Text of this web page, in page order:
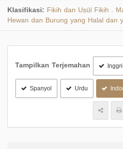
Klasifikasi: Fikih dan Uṣūl Fikih
Hewan dan Burung yang Halal dan
Tampilkan Terjemahan
Spanyol Urdu